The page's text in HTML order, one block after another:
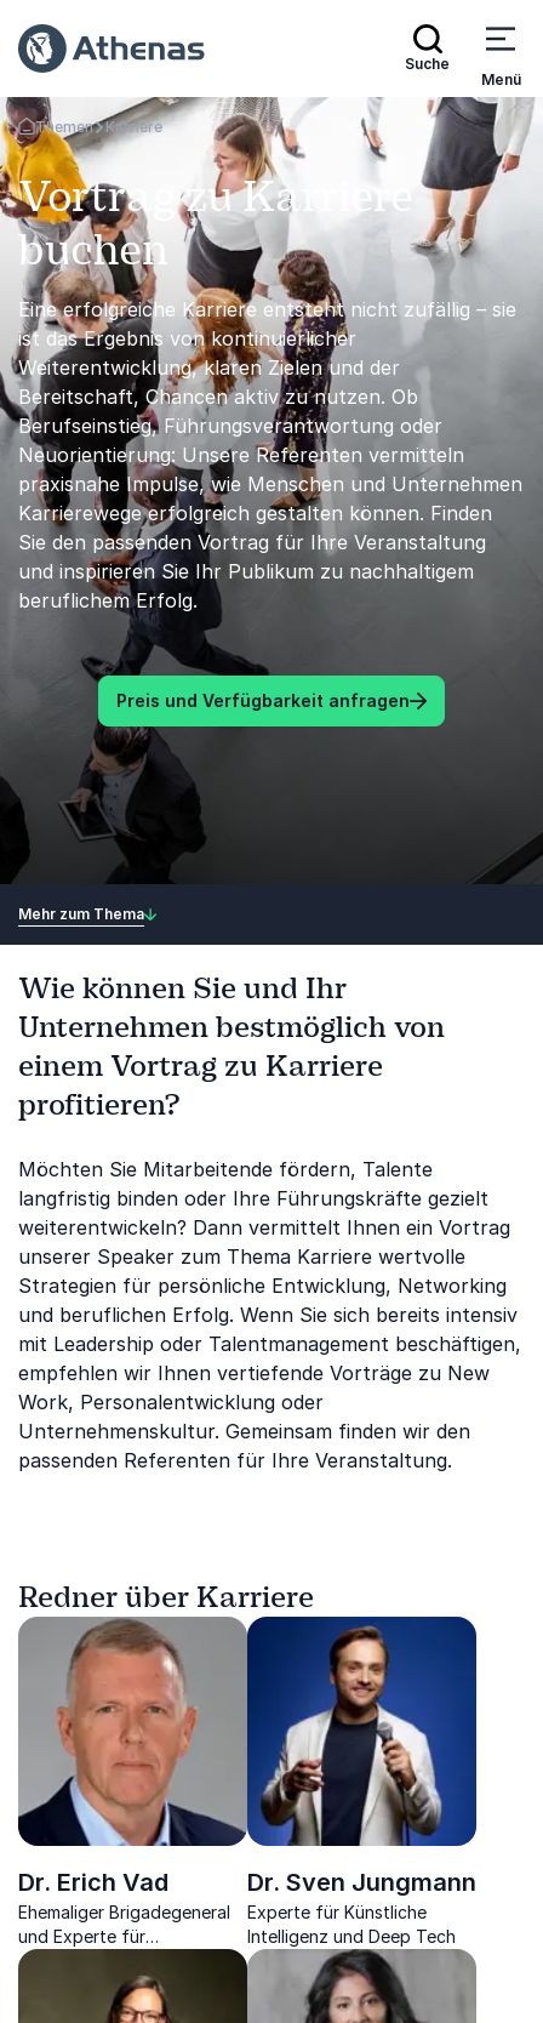
Suche
Menü
Zurück zur Startseite
Themen Karriere
Vortrag zu Karriere
buchen
Eine erfolgreiche Karriere entsteht nicht zufällig – sie
ist das Ergebnis von kontinuierlicher
Weiterentwicklung, klaren Zielen und der
Bereitschaft, Chancen aktiv zu nutzen. Ob
Berufseinstieg, Führungsverantwortung oder
Neuorientierung: Unsere Referenten vermitteln
praxisnahe Impulse, wie Menschen und Unternehmen
Karrierewege erfolgreich gestalten können. Finden
Sie den passenden Vortrag für Ihre Veranstaltung
und inspirieren Sie Ihr Publikum zu nachhaltigem
beruflichem Erfolg.
Preis und Verfügbarkeit anfragen
Mehr zum Thema
Wie können Sie und Ihr
Unternehmen bestmöglich von
einem Vortrag zu Karriere
profitieren?
Möchten Sie Mitarbeitende fördern, Talente
langfristig binden oder Ihre Führungskräfte gezielt
weiterentwickeln? Dann vermittelt Ihnen ein Vortrag
unserer Speaker zum Thema Karriere wertvolle
Strategien für persönliche Entwicklung, Networking
und beruflichen Erfolg. Wenn Sie sich bereits intensiv
mit Leadership oder Talentmanagement beschäftigen,
empfehlen wir Ihnen vertiefende Vorträge zu New
Work, Personalentwicklung oder
Unternehmenskultur. Gemeinsam finden wir den
passenden Referenten für Ihre Veranstaltung.
Redner über Karriere
Dr. Erich Vad
Ehemaliger Brigadegeneral
und Experte für
Sicherheitspolitik,
Universitätslehrer und
Dr. Sven Jungmann
Experte für Künstliche
Intelligenz und Deep Tech